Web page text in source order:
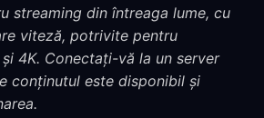
streaming din întreaga lume, cu
viteză, potrivite pentru
4K. Conectați-vă la un server
conținutul este disponibil și